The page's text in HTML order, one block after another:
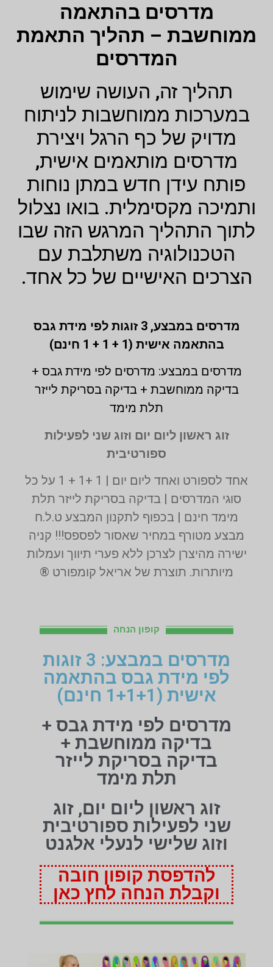
מדרסים בהתאמה
ממוחשבת – תהליך התאמת
המדרסים
תהליך זה, העושה שימוש
במערכות ממוחשבות לניתוח
מדויק של כף הרגל ויצירת
מדרסים מותאמים אישית,
פותח עידן חדש במתן נוחות
ותמיכה מקסימלית. בואו נצלול
לתוך התהליך המרגש הזה שבו
הטכנולוגיה משתלבת עם
הצרכים האישיים של כל אחד.
מדרסים במבצע,
3 זוגות לפי מידת גבס
בהתאמה אישית (1 + 1 + 1 חינם)
מדרסים במבצע: מדרסים לפי מידת גבס +
בדיקה ממוחשבת + בדיקה בסריקת לייזר
תלת מימד
זוג ראשון ליום יום וזוג שני לפעילות
ספורטיבית
אחד לספורט ואחד ליום יום | 1 +1 + 1 על כל
סוגי המדרסים | בדיקה בסריקת לייזר תלת
מימד חינם | בכפוף לתקנון המבצע ט.ל.ח
מבצע מטורף במחיר שאסור לפספס!!! קניה
ישירה מהיצרן לצרכן ללא פערי תיווך ועמלות
מיותרות. תוצרת של אריאל קומפורט ®
קופון הנחה
מדרסים במבצע: 3 זוגות
לפי מידת גבס בהתאמה
אישית (1+1+1 חינם)
מדרסים לפי מידת גבס +
בדיקה ממוחשבת +
בדיקה בסריקת לייזר
תלת מימד
זוג ראשון ליום יום, זוג
שני לפעילות ספורטיבית
וזוג שלישי לנעלי אלגנט
להדפסת קופון חובה
וקבלת הנחה לחץ כאן